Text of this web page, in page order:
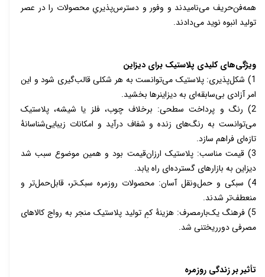
همه‌فن‌حریف می‌نامیدند و وفور و دسترس‌پذیریِ محصولات را در عصر
تولید انبوه نوید می‌دادند.
ویژگی‌های کلیدی پلاستیک برای دیزاین
1) شکل‌پذیری: پلاستیک می‌توانست به هر شکلی قالب‌گیری شود و این
امر آزادی بی‌سابقه‌ای به دیزاینرها بخشید.
2) رنگ و پرداخت سطحی: برخلاف چوب، فلز یا شیشه، پلاستیک
می‌توانست به رنگ‌های زنده و شفاف درآید و امکانات زیبایی‌شناسانۀ
تازه‌ای فراهم سازد.
3) قیمت مناسب: پلاستیک ارزان‌قیمت بود و همین موضوع سبب شد
دیزاین به بازارهای گسترده‌ای راه یابد.
4) سبکی و حمل‌ونقل آسان: محصولات روزمره سبک‌تر، قابل‌حمل‌تر و
منعطف‌تر شدند.
5) فرهنگ یک‌بارمصرف: هزینۀ کمِ تولید پلاستیک منجر به رواج کالاهای
مصرفی دورریختنی شد.
تأثیر بر زندگی روزمره